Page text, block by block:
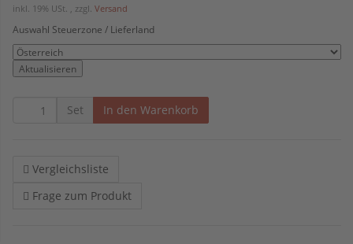
inkl. 19% USt. , zzgl. Versand
Auswahl Steuerzone / Lieferland
Aktualisieren
Set In den Warenkorb
Vergleichsliste
Frage zum Produkt